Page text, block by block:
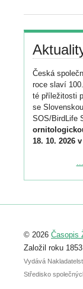
Česká
roce slaví
té příležitosti
se
SOS/BirdLife
18. 10. 2026
Podrobnější
Registrovat
abstraktu
posteru je už
© 2026 Časopis
Založil roku
Vydává
Středisko